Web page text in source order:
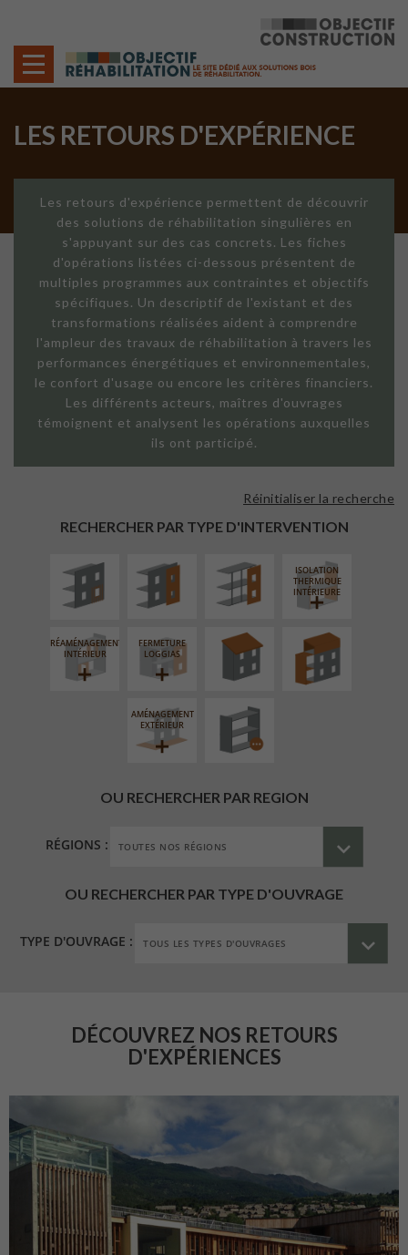
LES RETOURS D'EXPÉRIENCE
Les retours d'expérience permettent de découvrir
des solutions de réhabilitation singulières en
s'appuyant sur des cas concrets. Les fiches
d'opérations listées ci-dessous présentent de
multiples programmes aux contraintes et objectifs
spécifiques. Un descriptif de l'existant et des
transformations réalisées aident à comprendre
l'ampleur des travaux de réhabilitation à travers les
performances énergétiques et environnementales,
le confort d'usage ou encore les critères financiers.
Les différents acteurs, maîtres d'ouvrages
témoignent et analysent les opérations auxquelles
ils ont participé.
RECHERCHER PAR TYPE D'INTERVENTION
Réinitialiser la recherche
EXTÉRIEURE
FAÇADE SUR
LINÉAIRE
ISOLATION
THERMIQUE
INTÉRIEURE
RÉAMÉNAGEMENT
INTÉRIEUR
FERMETURE
LOGGIAS
RÉFECTION DES
TOITURES
SURÉLÉVATION
EXTENSION
AMÉNAGEMENT
EXTÉRIEUR
PROCÉDÉ
PARTICULIER
OU RECHERCHER PAR REGION
RÉGIONS :
OU RECHERCHER PAR TYPE D'OUVRAGE
TYPE D'OUVRAGE :
DÉCOUVREZ NOS RETOURS
D'EXPÉRIENCES